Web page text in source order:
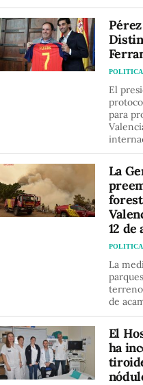
POLITICA
El
para
La
12 de
POLITICA
La
de
El
ha